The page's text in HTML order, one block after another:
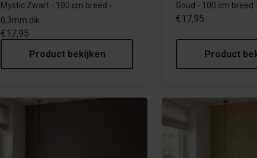
Mystic Zwart - 100 cm breed -
0,3mm dik
€17,95
Product bekijken
Goud - 100 cm breed
€17,95
Product